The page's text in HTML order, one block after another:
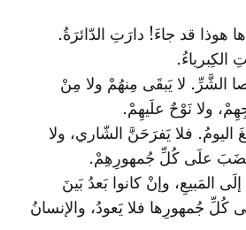
هوذا قد جاءَ! دارَتِ الدّائرَةُ.
الشَّرِّ. لا يَبقَى مِنهُمْ ولا مِنْ
ولا نَوْحٌ علَيهِمْ.
اليومُ. فلا يَفرَحَنَّ الشّاري، ولا
علَى كُلِّ جُمهورِهِمْ.
المَبيعِ، وإنْ كانوا بَعدُ بَينَ
كُلِّ جُمهورِها فلا يَعودُ، والإنسانُ